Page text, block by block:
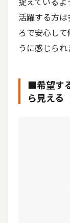
活躍する方
ろで安心し
うに感じられ
■希望す
ら見える